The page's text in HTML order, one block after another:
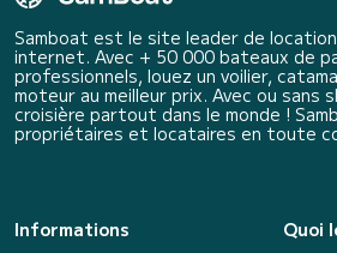
Samboat est le site leader de
internet. Avec + 50 000 bateaux de
professionnels, louez un voilier,
moteur au meilleur prix. Avec ou sans
croisière partout dans le monde !
propriétaires et locataires en toute
Informations
Quoi